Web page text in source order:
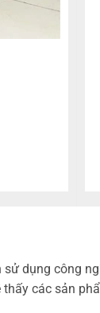
dụng công
các sản